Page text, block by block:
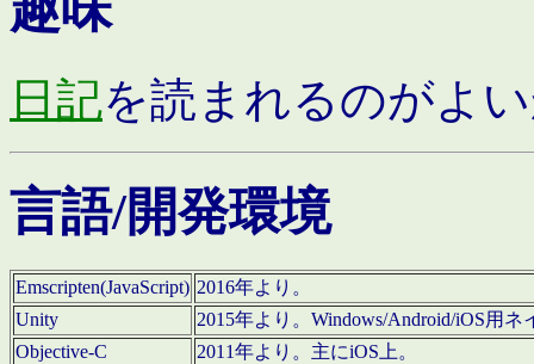
日記を読まれるのがよ
言語/開発環境
Emscripten(JavaScript) 2016年より。
Unity
2015年より。Windows/Android/iOS用
Objective-C
2011年より。主にiOS上。